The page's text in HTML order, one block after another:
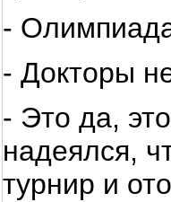
-
- Докторы
- Это да,
надеялся,
турнир и